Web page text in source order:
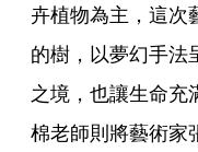
卉植物為主，這次
的樹，以夢幻手法
之境，也讓生命充
棉老師則將藝術家